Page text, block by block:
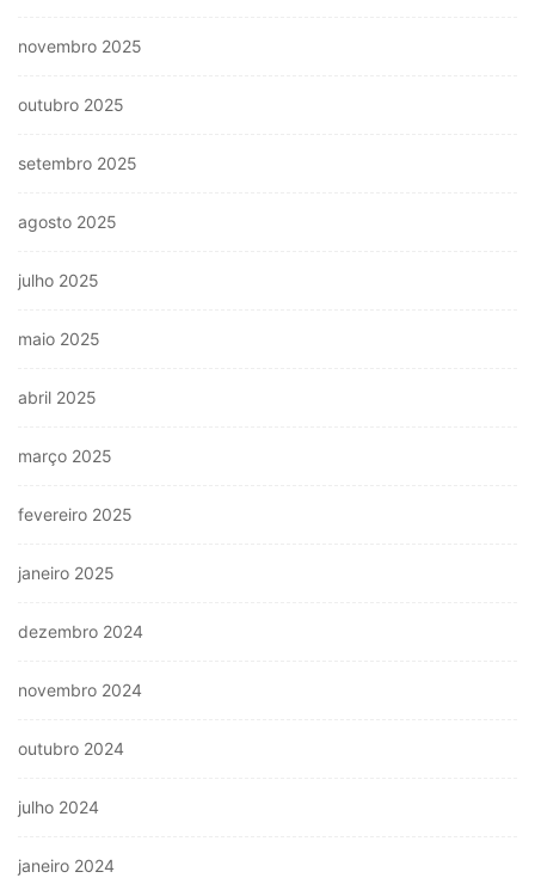
novembro 2025
outubro 2025
setembro 2025
agosto 2025
julho 2025
maio 2025
abril 2025
março 2025
fevereiro 2025
janeiro 2025
dezembro 2024
novembro 2024
outubro 2024
julho 2024
janeiro 2024